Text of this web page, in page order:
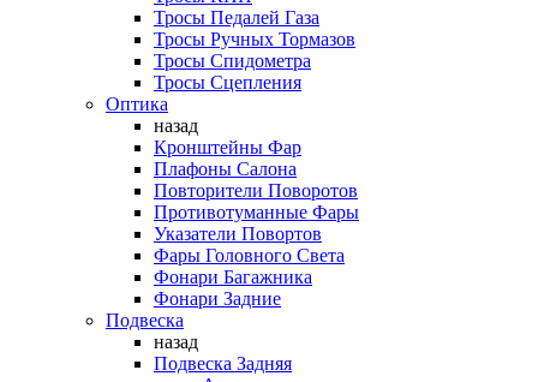
Тросы Педалей Газа
Тросы Ручных Тормазов
Тросы Спидометра
Тросы Сцепления
Оптика
назад
Кронштейны Фар
Плафоны Салона
Повторители Поворотов
Противотуманные Фары
Указатели Повортов
Фары Головного Света
Фонари Багажника
Фонари Задние
Подвеска
назад
Подвеска Задняя